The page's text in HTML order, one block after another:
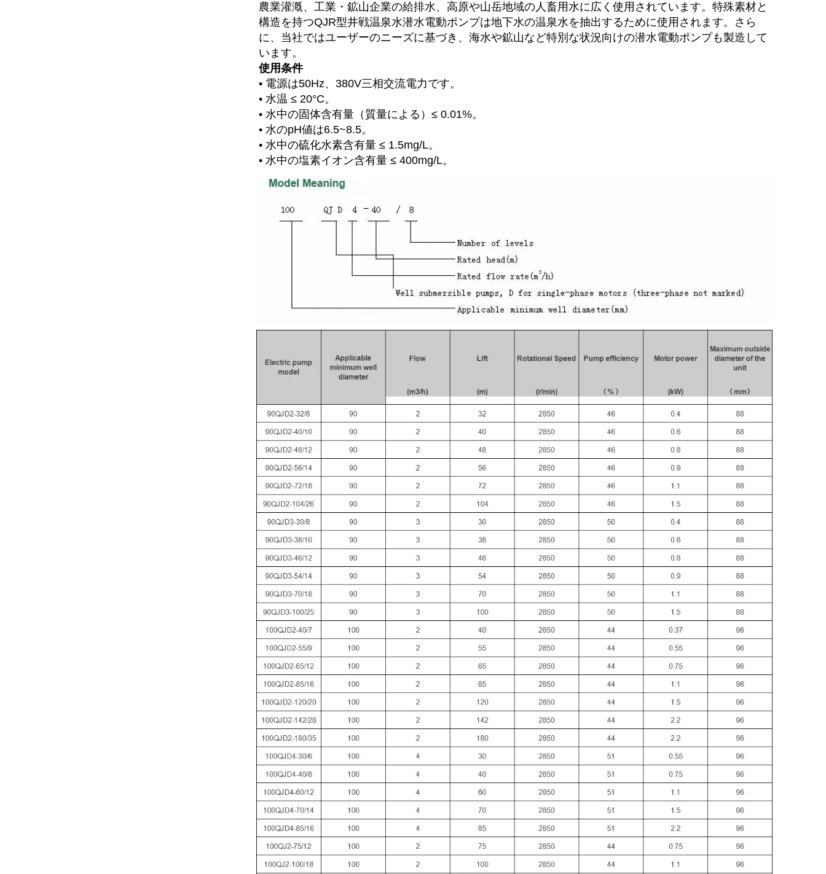
農業灌漑、工業・鉱山企業の給排水、高原や山岳地域の人畜用水に広く使用されています。特殊素材と
構造を持つQJR型井戦温泉水潜水電動ポンプは地下水の温泉水を抽出するために使用されます。さら
に、当社ではユーザーのニーズに基づき、海水や鉱山など特別な状況向けの潜水電動ポンプも製造して
います。
使用条件
• 電源は50Hz、380V三相交流電力です。
• 水温 ≤ 20°C。
• 水中の固体含有量（質量による）≤ 0.01%。
• 水のpH値は6.5~8.5。
• 水中の硫化水素含有量 ≤ 1.5mg/L。
• 水中の塩素イオン含有量 ≤ 400mg/L。